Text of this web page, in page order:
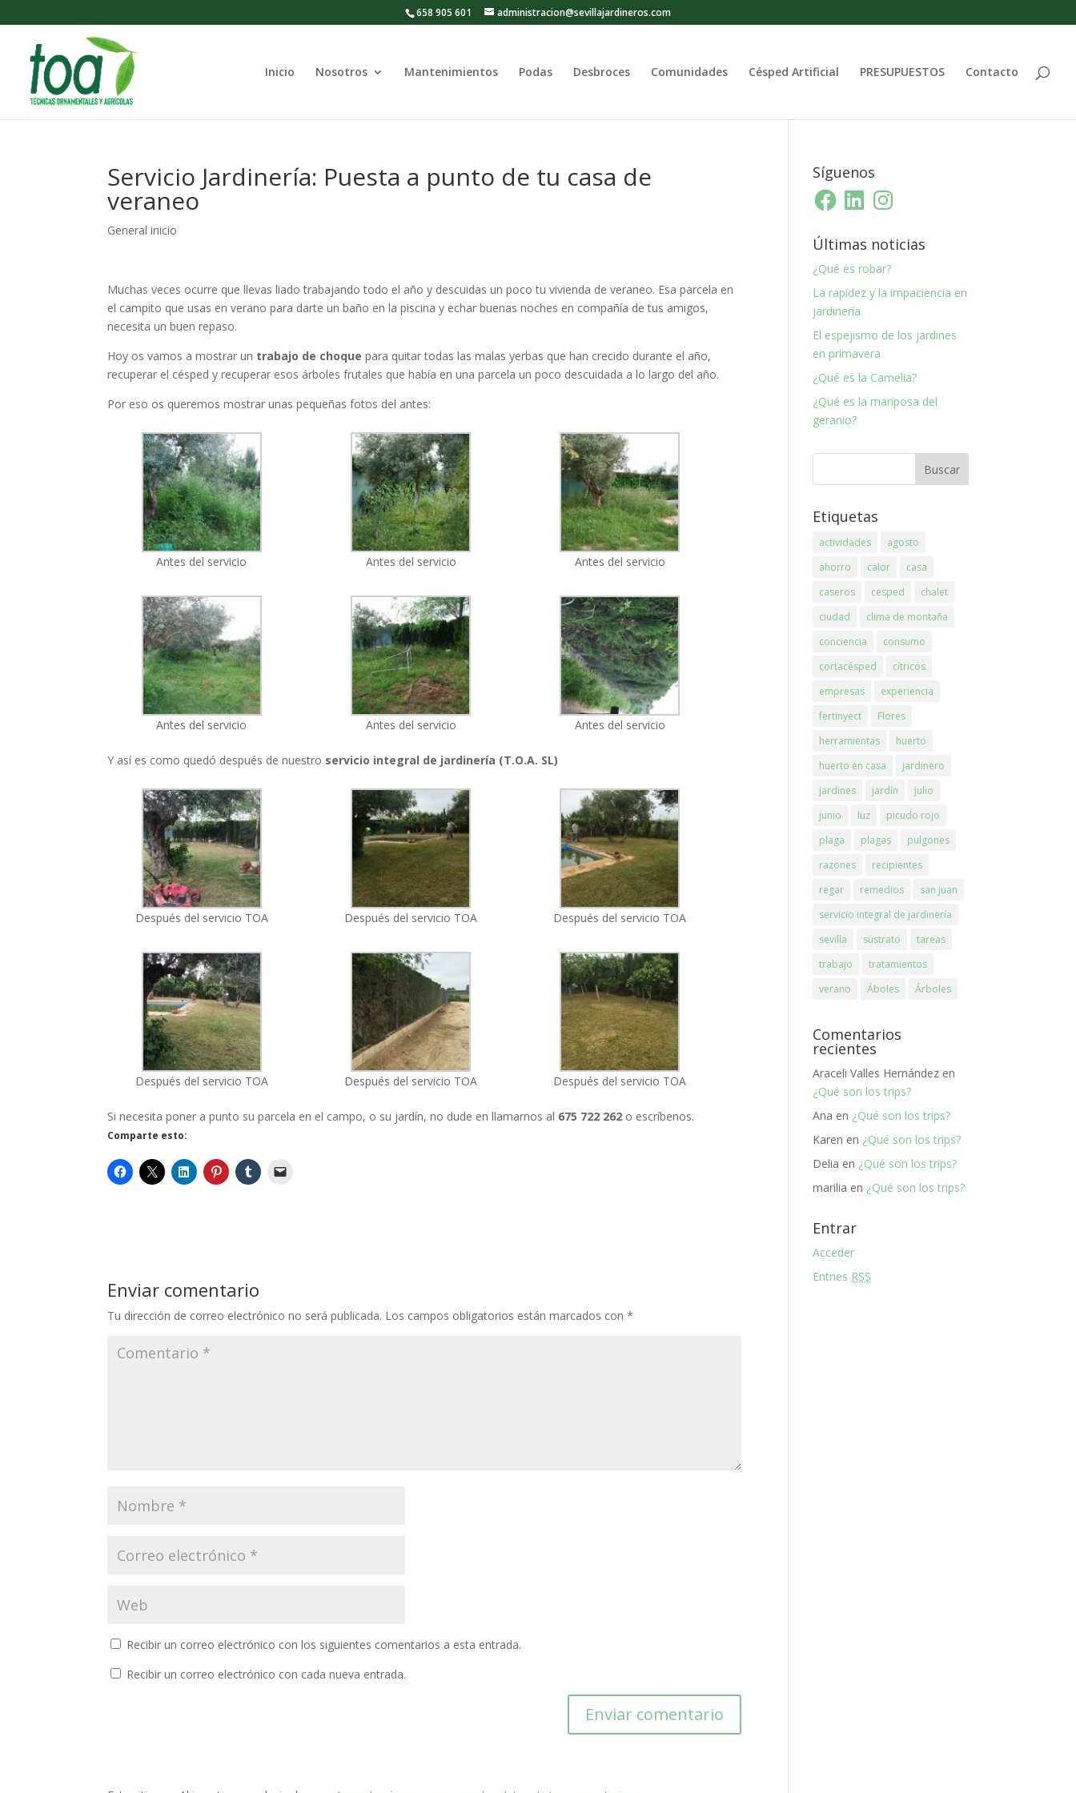
658 905 601 administracion@sevillajardineros.com
Inicio Nosotros Mantenimientos Podas Desbroces Comunidades Césped Artificial PRESUPUESTOS Contacto
Servicio Jardinería: Puesta a punto de tu casa de
veraneo
General inicio
Muchas veces ocurre que llevas liado trabajando todo el año y descuidas un poco tu vivienda de veraneo. Esa parcela en
el campito que usas en verano para darte un baño en la piscina y echar buenas noches en compañía de tus amigos,
necesita un buen repaso.
Hoy os vamos a mostrar un trabajo de choque para quitar todas las malas yerbas que han crecido durante el año,
recuperar el césped y recuperar esos árboles frutales que había en una parcela un poco descuidada a lo largo del año.
Por eso os queremos mostrar unas pequeñas fotos del antes:
Antes del servicio Antes del servicio Antes del servicio
Antes del servicio Antes del servicio Antes del servicio
Y así es como quedó después de nuestro servicio integral de jardinería (T.O.A. SL)
Después del servicio TOA Después del servicio TOA Después del servicio TOA
Después del servicio TOA Después del servicio TOA Después del servicio TOA
Si necesita poner a punto su parcela en el campo, o su jardín, no dude en llamarnos al 675 722 262 o escríbenos.
Comparte esto:
Enviar comentario
Tu dirección de correo electrónico no será publicada. Los campos obligatorios están marcados con*
Recibir un correo electrónico con los siguientes comentarios a esta entrada.
Recibir un correo electrónico con cada nueva entrada.
Síguenos
FacebookLinkedInInstagram
Últimas noticias
¿Qué es robar?
La rapidez y la impaciencia en
jardinería
El espejismo de los jardines
en primavera
¿Qué es la Camelia?
¿Qué es la mariposa del
geranio?
Etiquetas
actividades
agosto
ahorro
calor
casa
caseros
cesped
chalet
ciudad
clima de montaña
conciencia
consumo
cortacésped
cítricos
empresas
experiencia
fertinyect
Flores
herramientas
huerto
huerto en casa
jardinero
jardines
jardín
julio
junio
luz
picudo rojo
plaga
plagas
pulgones
razones
recipientes
regar
remedios
san juan
servicio integral de jardinería
sevilla
sustrato
tareas
trabajo
tratamientos
verano
Áboles Árboles
Comentarios
recientes
Araceli Valles Hernández en
¿Qué son los trips?
Ana en ¿Qué son los trips?
Karen en ¿Qué son los trips?
Delia en ¿Qué son los trips?
marilia en ¿Qué son los trips?
Entrar
Acceder
Entries RSS